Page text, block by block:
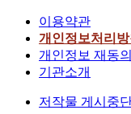
이용약관
개인정보처리방
개인정보 재동의
기관소개
저작물 게시중